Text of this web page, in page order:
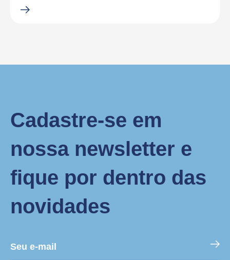
Cadastre-se em
nossa newsletter e
fique por dentro das
novidades